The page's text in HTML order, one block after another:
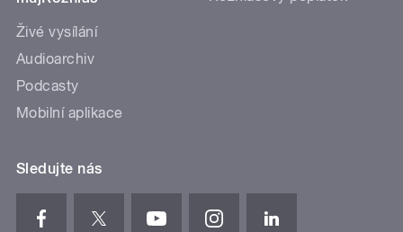
Živé vysílání
Audioarchiv
Podcasty
Mobilní aplikace
Sledujte nás